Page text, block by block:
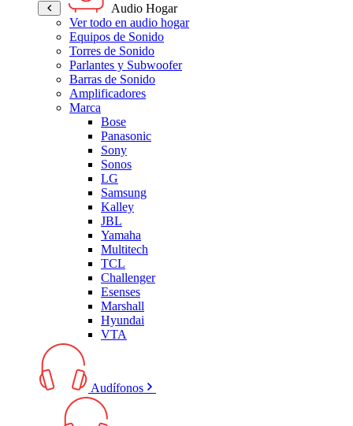
Audio Hogar
Ver todo en audio hogar
Equipos de Sonido
Torres de Sonido
Parlantes y Subwoofer
Barras de Sonido
Amplificadores
Marca
Bose
Panasonic
Sony
Sonos
LG
Samsung
Kalley
JBL
Yamaha
Multitech
TCL
Challenger
Esenses
Marshall
Hyundai
VTA
Audífonos